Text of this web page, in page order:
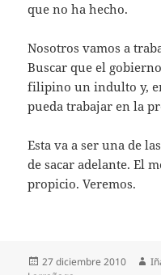
que no ha hecho.
Nosotros vamos a
Buscar que el
filipino un indulto y,
pueda trabajar en la
Esta va a ser una de
de sacar adelante. El
propicio. Veremos.
Publicado
27 diciembre 2010